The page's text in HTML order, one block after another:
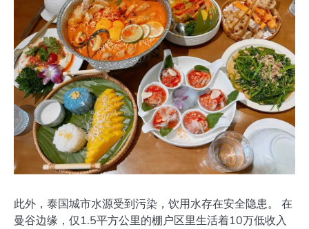
此外，泰国城市水源受到污染，饮用水存在安全隐患。 在
曼谷边缘，仅1.5平方公里的棚户区里生活着10万低收入